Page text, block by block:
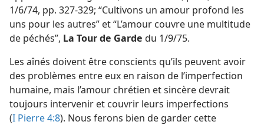
1/6/74, pp. 327-329; “Cultivons un amour profond les
uns pour les autres” et “L’amour couvre une multitude
de péchés”, La Tour de Garde du 1/9/75.
Les aînés doivent être conscients qu’ils peuvent avoir
des problèmes entre eux en raison de l’imperfection
humaine, mais l’amour chrétien et sincère devrait
toujours intervenir et couvrir leurs imperfections
(I Pierre 4:8). Nous ferons bien de garder cette